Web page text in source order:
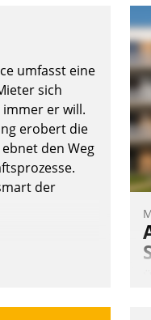
-
umfasst eine
sich
er will.
erobert die
den Weg
der